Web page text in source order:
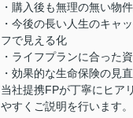
・購入後も無理の無い物
・今後の長い人生のキャ
フで見える化
・ライフプランに合った
・効果的な生命保険の見直
当社提携FPが丁寧にヒア
やすくご説明を行います。